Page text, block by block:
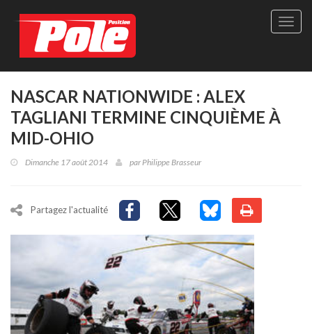
Site
NASCAR NATIONWIDE : ALEX
TAGLIANI TERMINE CINQUIÈME À
MID-OHIO
Dimanche 17 août 2014 parPhilippe Brasseur
Partagez l'actualité